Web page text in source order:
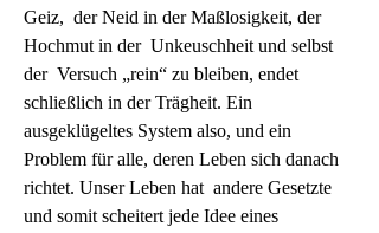
Geiz,  der Neid in der Maßlosigkeit, der
Hochmut in der  Unkeuschheit und selbst
der  Versuch „rein“ zu bleiben, endet
schließlich in der Trägheit. Ein
ausgeklügeltes System also, und ein
Problem für alle, deren Leben sich danach
richtet. Unser Leben hat  andere Gesetzte
und somit scheitert jede Idee eines